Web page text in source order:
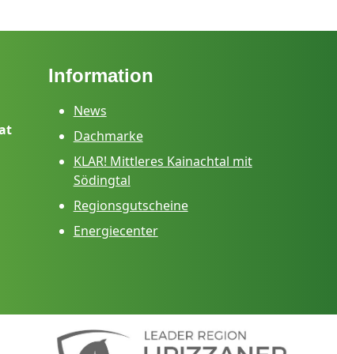
Information
News
Dachmarke
KLAR! Mittleres Kainachtal mit
Södingtal
Regionsgutscheine
Energiecenter